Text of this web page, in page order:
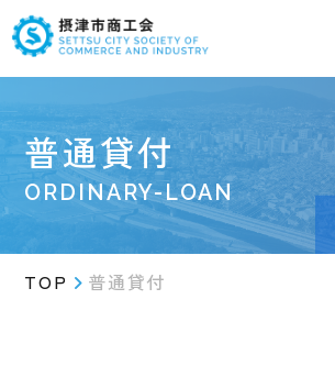
普通貸付
ORDINARY-LOAN
TOP 普通貸付